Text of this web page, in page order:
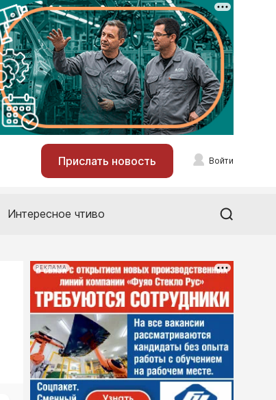
Прислать новость Войти
Интересное чтиво
РЕКЛАМА